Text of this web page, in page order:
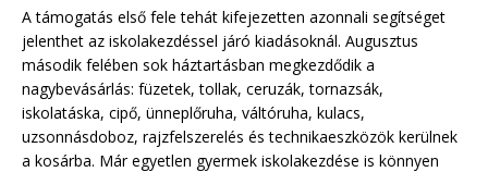
A támogatás első fele tehát kifejezetten azonnali segítséget
jelenthet az iskolakezdéssel járó kiadásoknál. Augusztus
második felében sok háztartásban megkezdődik a
nagybevásárlás: füzetek, tollak, ceruzák, tornazsák,
iskolatáska, cipő, ünneplőruha, váltóruha, kulacs,
uzsonnásdoboz, rajzfelszerelés és technikaeszközök kerülnek
a kosárba. Már egyetlen gyermek iskolakezdése is könnyen